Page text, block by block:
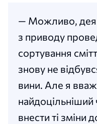
— Можливо,
з приводу
сортування
знову не
вини. Але я
внести ті зміни